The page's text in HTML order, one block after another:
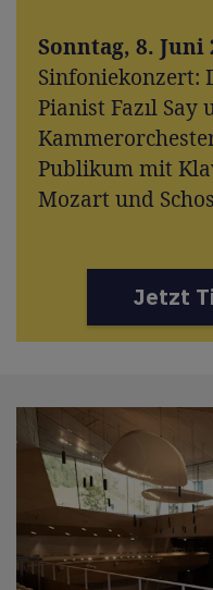
Sonntag, 8. Juni
Sinfoniekonzert:
Pianist Fazıl Say
Publikum mit
Mozart und
Jetzt